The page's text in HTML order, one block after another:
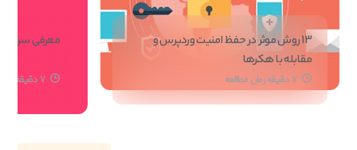
13 روش موثر در حفظ امنیت وردپرس و
مقابله با هکرها
7 دقیقه زمان مطالعه
معرفی سرور،
7 دقیقه زمان مطالعه